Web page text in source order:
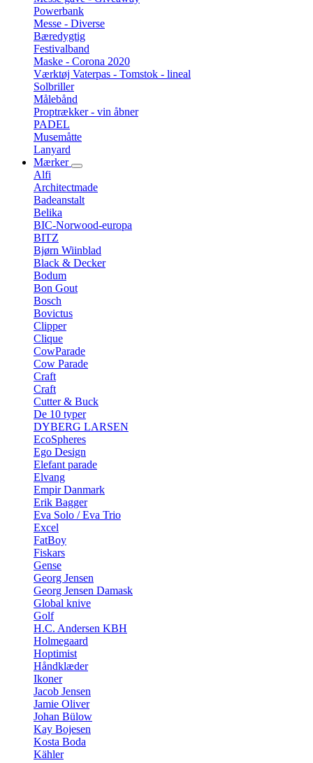
Powerbank
Messe - Diverse
Bæredygtig
Festivalband
Maske - Corona 2020
Værktøj Vaterpas - Tomstok - lineal
Solbriller
Målebånd
Proptrækker - vin åbner
PADEL
Musemåtte
Lanyard
Mærker
Alfi
Architectmade
Badeanstalt
Belika
BIC-Norwood-europa
BITZ
Bjørn Wiinblad
Black & Decker
Bodum
Bon Gout
Bosch
Bovictus
Clipper
Clique
CowParade
Cow Parade
Craft
Craft
Cutter & Buck
De 10 typer
DYBERG LARSEN
EcoSpheres
Ego Design
Elefant parade
Elvang
Empir Danmark
Erik Bagger
Eva Solo / Eva Trio
Excel
FatBoy
Fiskars
Gense
Georg Jensen
Georg Jensen Damask
Global knive
Golf
H.C. Andersen KBH
Holmegaard
Hoptimist
Håndklæder
Ikoner
Jacob Jensen
Jamie Oliver
Johan Bülow
Kay Bojesen
Kosta Boda
Kähler